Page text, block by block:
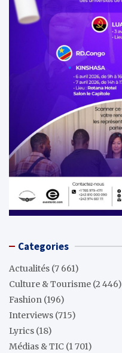
Categories
Actualités (7 661)
Culture & Tourisme (2 446)
Fashion (196)
Interviews (715)
Lyrics (18)
Médias & TIC (1 701)